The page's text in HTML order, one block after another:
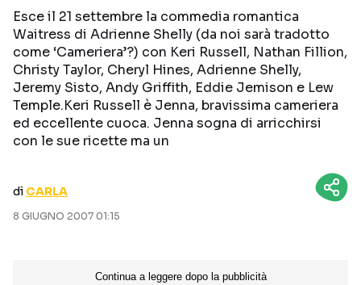
PERSONAGGI
Categorie
NOTIZIE
CURIOSITÀ
TRAILER
BOX OFFICE
Esce il 21 settembre la commedia romantica
Waitress di Adrienne Shelly (da noi sarà tradotto
come ‘Cameriera’?) con Keri Russell, Nathan Fillion,
Christy Taylor, Cheryl Hines, Adrienne Shelly,
Jeremy Sisto, Andy Griffith, Eddie Jemison e Lew
Temple.Keri Russell è Jenna, bravissima cameriera
ed eccellente cuoca. Jenna sogna di arricchirsi
con le sue ricette ma un
di CARLA
8 GIUGNO 2007 01:15